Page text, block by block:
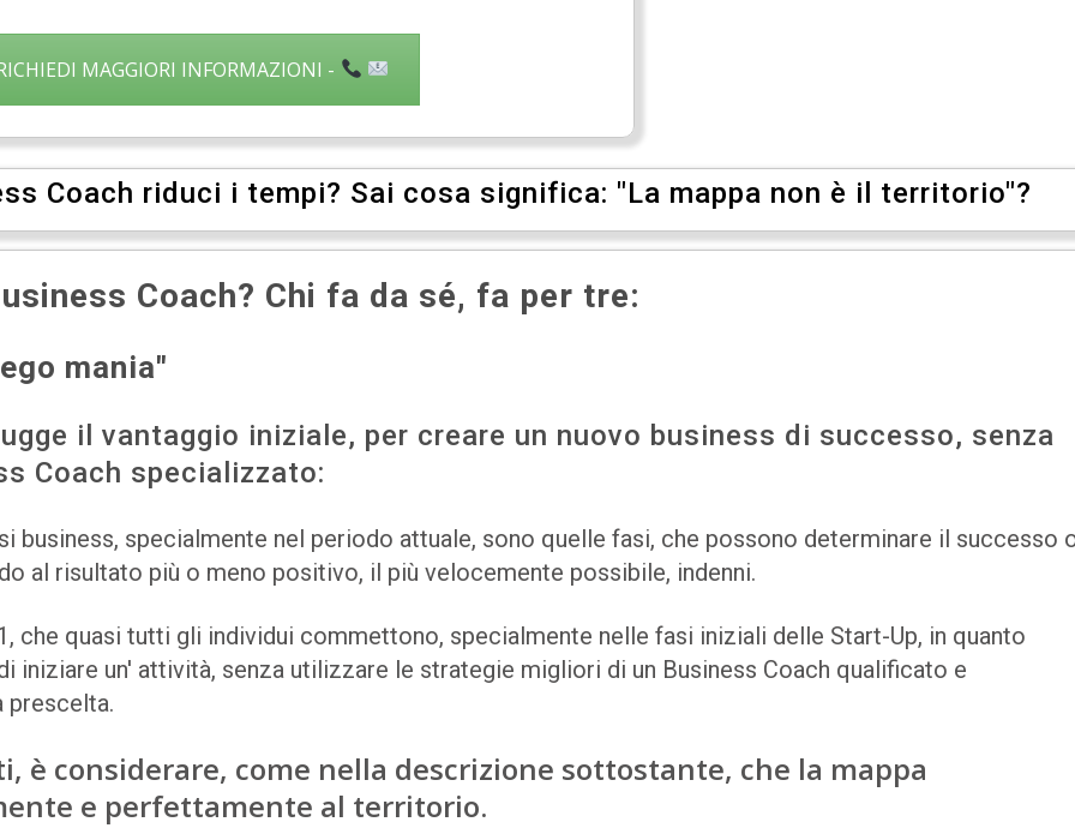
MAGGIORI INFORMAZIONI -
Coach riduci i tempi? Sai cosa significa: "La mappa non è il territorio"?
Coach? Chi fa da sé, fa per tre:
mania"
il vantaggio iniziale, per creare un nuovo business di successo, senza
Coach specializzato:
business, specialmente nel periodo attuale, sono quelle fasi, che possono determinare il successo
al risultato più o meno positivo, il più velocemente possibile, indenni.
che quasi tutti gli individui commettono, specialmente nelle fasi iniziali delle Start-Up, in quanto
iniziare un' attività, senza utilizzare le strategie migliori di un Business Coach qualificato e
prescelta.
è considerare, come nella descrizione sottostante, che la mappa
e perfettamente al territorio.